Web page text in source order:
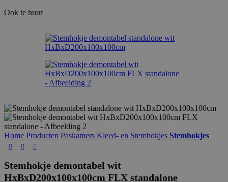
Ook te huur
Home Producten Paskamers Kleed- en Stemhokjes Stemhokjes
Stemhokje demontabel wit
HxBxD200x100x100cm FLX standalone